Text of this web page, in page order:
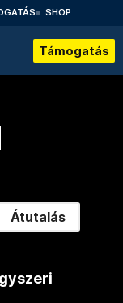
SHOP
Támogatás
Átutalás